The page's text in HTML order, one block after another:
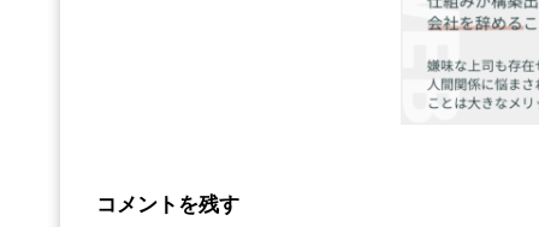
コメントを残す